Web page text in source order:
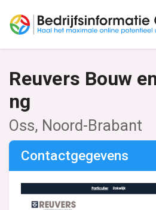
Reuvers Bouw
ng
Oss, Noord-Brabant
Contactgegevens